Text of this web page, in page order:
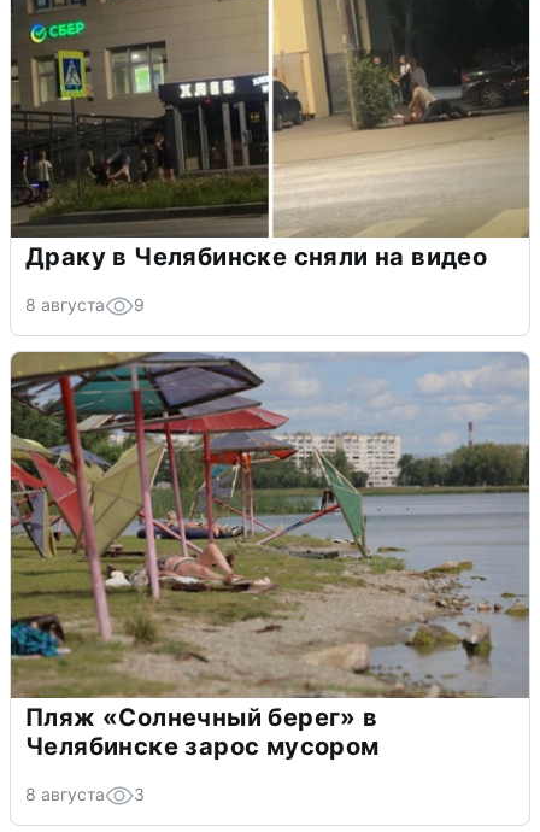
Драку в Челябинске сняли на видео
8 августа 9
Пляж «Солнечный берег» в
Челябинске зарос мусором
8 августа 3